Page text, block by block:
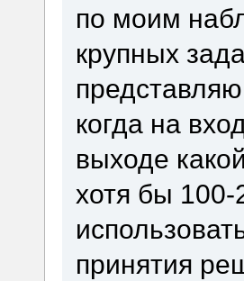
по моим
крупных
когда на
выходе
хотя бы
принятия